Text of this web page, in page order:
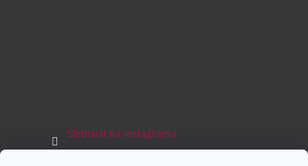
Sledovat na Instagramu